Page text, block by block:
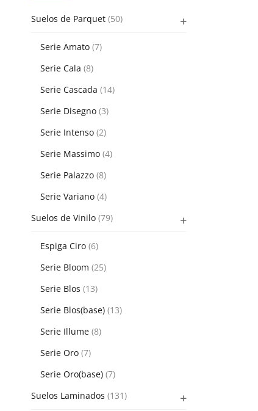
Suelos de Parquet (50)
Serie Amato (7)
Serie Cala (8)
Serie Cascada (14)
Serie Disegno (3)
Serie Intenso (2)
Serie Massimo (4)
Serie Palazzo (8)
Serie Variano (4)
Suelos de Vinilo (79)
Espiga Ciro (6)
Serie Bloom (25)
Serie Blos (13)
Serie Blos(base) (13)
Serie Illume (8)
Serie Oro (7)
Serie Oro(base) (7)
Suelos Laminados (131)